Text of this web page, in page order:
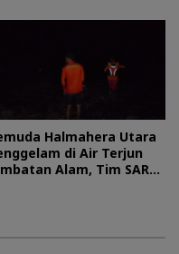
Halmahera Utara
di Air Terjun
Alam, Tim SAR